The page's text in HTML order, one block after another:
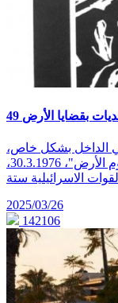
الداخل بشكل خاص،
هذا الأسبوع، ذكرى مرور 49 عامًا على "يوم الأرض"، 30.3.1976،
2025/03/26
142106